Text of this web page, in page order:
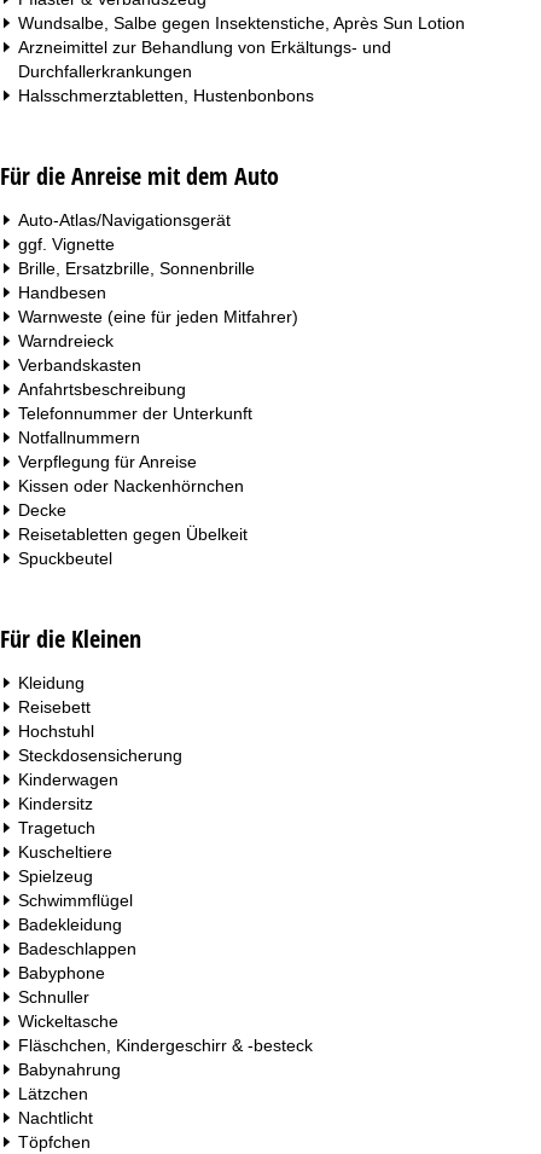
Wundsalbe, Salbe gegen Insektenstiche, Après Sun Lotion
Arzneimittel zur Behandlung von Erkältungs- und
Durchfallerkrankungen
Halsschmerztabletten, Hustenbonbons
Für die Anreise mit dem Auto
Auto-Atlas/Navigationsgerät
ggf. Vignette
Brille, Ersatzbrille, Sonnenbrille
Handbesen
Warnweste (eine für jeden Mitfahrer)
Warndreieck
Verbandskasten
Anfahrtsbeschreibung
Telefonnummer der Unterkunft
Notfallnummern
Verpflegung für Anreise
Kissen oder Nackenhörnchen
Decke
Reisetabletten gegen Übelkeit
Spuckbeutel
Für die Kleinen
Kleidung
Reisebett
Hochstuhl
Steckdosensicherung
Kinderwagen
Kindersitz
Tragetuch
Kuscheltiere
Spielzeug
Schwimmflügel
Badekleidung
Badeschlappen
Babyphone
Schnuller
Wickeltasche
Fläschchen, Kindergeschirr & -besteck
Babynahrung
Lätzchen
Nachtlicht
Töpfchen